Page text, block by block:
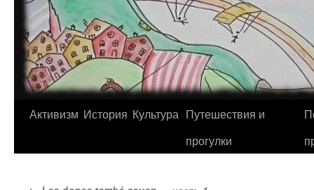
Активизм История Культура Путешествия и
прогулки